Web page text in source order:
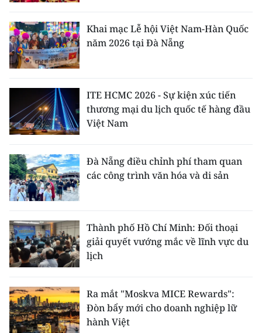
Khai mạc Lễ hội Việt Nam-Hàn Quốc
năm 2026 tại Đà Nẵng
ITE HCMC 2026 - Sự kiện xúc tiến
thương mại du lịch quốc tế hàng đầu
Việt Nam
Đà Nẵng điều chỉnh phí tham quan
các công trình văn hóa và di sản
Thành phố Hồ Chí Minh: Đối thoại
giải quyết vướng mắc về lĩnh vực du
lịch
Ra mắt "Moskva MICE Rewards":
Đòn bẩy mới cho doanh nghiệp lữ
hành Việt